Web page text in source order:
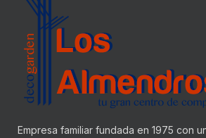
Empresa familiar fundada en 1975 con